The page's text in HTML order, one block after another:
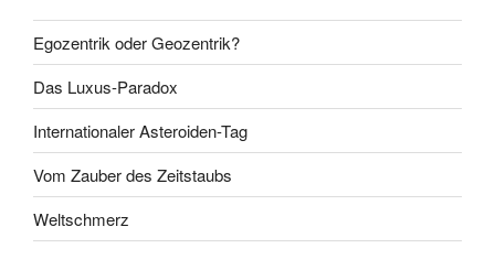
Egozentrik oder Geozentrik?
Das Luxus-Paradox
Internationaler Asteroiden-Tag
Vom Zauber des Zeitstaubs
Weltschmerz